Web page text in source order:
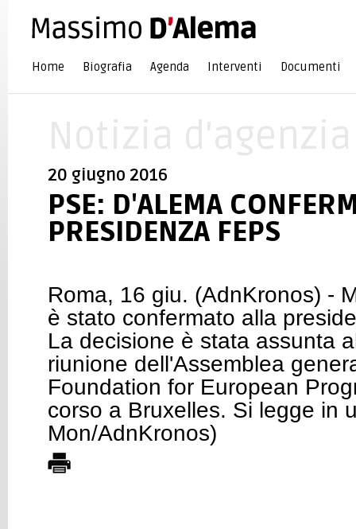
Home Biografia Agenda Interventi Documenti
20 giugno 2016
PSE: D'ALEMA
PRESIDENZA FEPS
Roma, 16 giu. (AdnKronos) -
è stato confermato alla
La decisione è stata assunta
riunione dell'Assemblea
Foundation for European
corso a Bruxelles. Si legge in
Mon/AdnKronos)